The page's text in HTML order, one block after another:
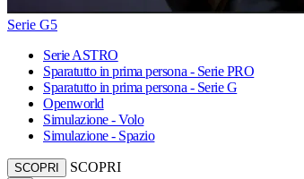
Serie G5
Serie ASTRO
Sparatutto in prima persona - Serie PRO
Sparatutto in prima persona - Serie G
Openworld
Simulazione - Volo
Simulazione - Spazio
SCOPRI SCOPRI